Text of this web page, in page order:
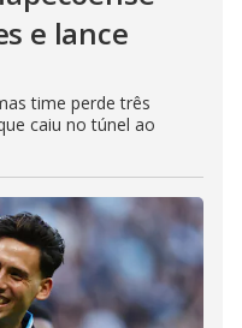
e lance
time perde três
caiu no túnel ao